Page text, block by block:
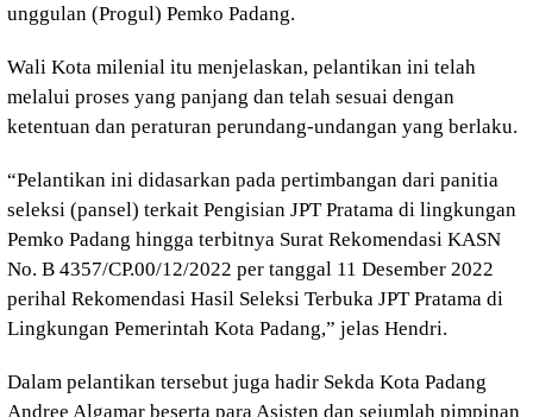
unggulan (Progul) Pemko Padang.
Wali Kota milenial itu menjelaskan, pelantikan ini telah
melalui proses yang panjang dan telah sesuai dengan
ketentuan dan peraturan perundang-undangan yang berlaku.
“Pelantikan ini didasarkan pada pertimbangan dari panitia
seleksi (pansel) terkait Pengisian JPT Pratama di lingkungan
Pemko Padang hingga terbitnya Surat Rekomendasi KASN
No. B 4357/CP.00/12/2022 per tanggal 11 Desember 2022
perihal Rekomendasi Hasil Seleksi Terbuka JPT Pratama di
Lingkungan Pemerintah Kota Padang,” jelas Hendri.
Dalam pelantikan tersebut juga hadir Sekda Kota Padang
Andree Algamar beserta para Asisten dan sejumlah pimpinan